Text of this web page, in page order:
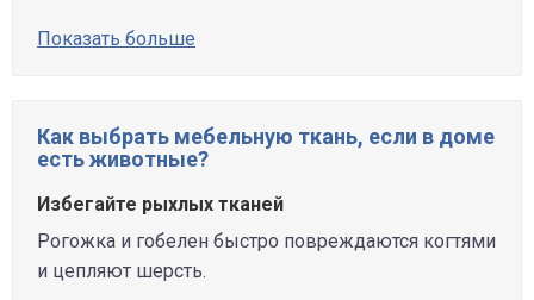
Показать больше
Как выбрать мебельную ткань, если в доме
есть животные?
Избегайте рыхлых тканей
Рогожка и гобелен быстро повреждаются когтями
и цепляют шерсть.